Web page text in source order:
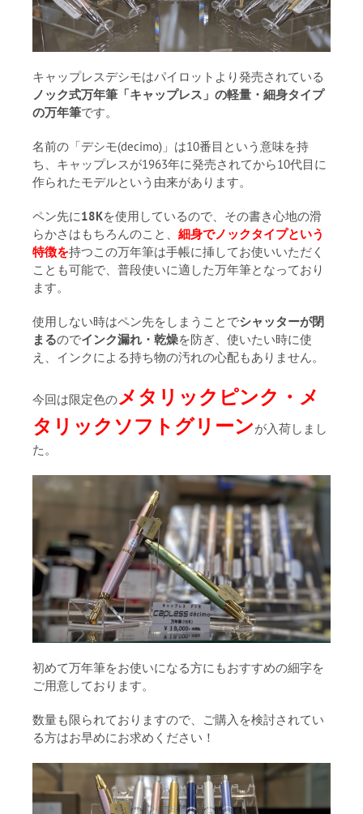
キャップレスデシモはパイロットより発売されている
ノック式万年筆「キャップレス」の軽量・細身タイプ
の万年筆です。
名前の「デシモ(decimo)」は10番目という意味を持
ち、キャップレスが1963年に発売されてから10代目に
作られたモデルという由来があります。
ペン先に18Kを使用しているので、その書き心地の滑
らかさはもちろんのこと、 細身でノックタイプという
特徴を持つこの万年筆は手帳に挿してお使いいただく
ことも可能で、普段使いに適した万年筆となっており
ます。
使用しない時はペン先をしまうことでシャッターが閉
まるのでインク漏れ・乾燥を防ぎ、使いたい時に使
え、インクによる持ち物の汚れの心配もありません。
今回は限定色のメタリックピンク・メ
タリックソフトグリーンが入荷しまし
た。
初めて万年筆をお使いになる方にもおすすめの細字を
ご用意しております。
数量も限られておりますので、ご購入を検討されてい
る方はお早めにお求めください！